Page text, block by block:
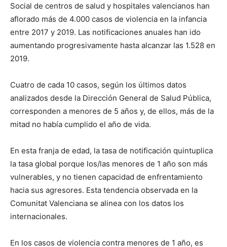
Social de centros de salud y hospitales valencianos han
aflorado más de 4.000 casos de violencia en la infancia
entre 2017 y 2019. Las notificaciones anuales han ido
aumentando progresivamente hasta alcanzar las 1.528 en
2019.
Cuatro de cada 10 casos, según los últimos datos
analizados desde la Dirección General de Salud Pública,
corresponden a menores de 5 años y, de ellos, más de la
mitad no había cumplido el año de vida.
En esta franja de edad, la tasa de notificación quintuplica
la tasa global porque los/las menores de 1 año son más
vulnerables, y no tienen capacidad de enfrentamiento
hacia sus agresores. Esta tendencia observada en la
Comunitat Valenciana se alinea con los datos los
internacionales.
En los casos de violencia contra menores de 1 año, es